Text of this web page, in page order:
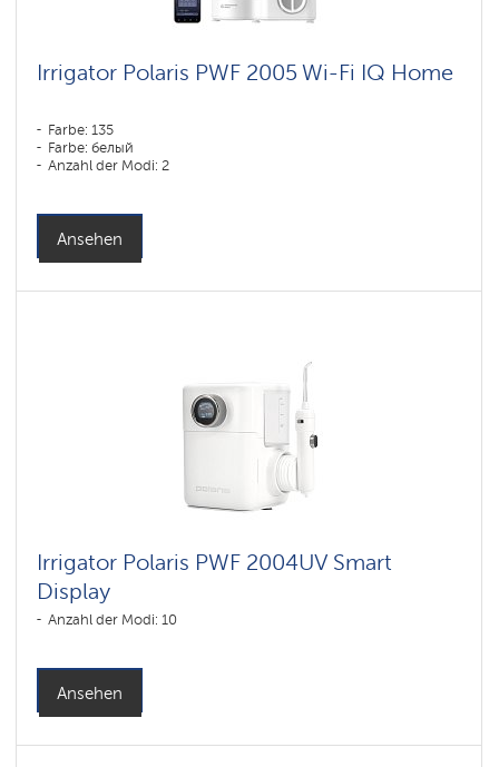
Irrigator Polaris PWF 2005 Wi-Fi IQ Home
Farbe: 135
Farbe: белый
Anzahl der Modi: 2
Ansehen
Irrigator Polaris PWF 2004UV Smart
Display
Anzahl der Modi: 10
Ansehen